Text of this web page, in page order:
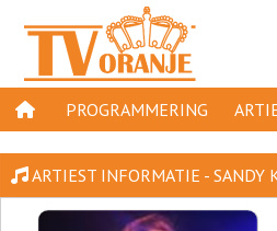
PROGRAMMERING
PROGRAMMA'S
GESPEELD OP TV ORANJE
ARTIEST INFORMATIE - SANDY